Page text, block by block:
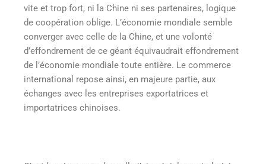
vite et trop fort, ni la Chine ni ses partenaires, logique
de coopération oblige. L’économie mondiale semble
converger avec celle de la Chine, et une volonté
d’effondrement de ce géant équivaudrait effondrement
de l’économie mondiale toute entière. Le commerce
international repose ainsi, en majeure partie, aux
échanges avec les entreprises exportatrices et
importatrices chinoises.